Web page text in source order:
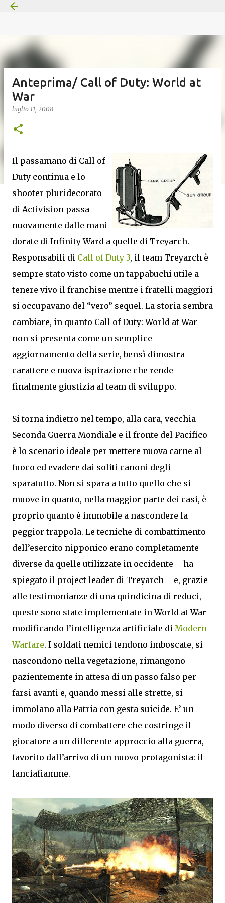
Anteprima/ Call of Duty: World at
War
luglio 11, 2008
Il passamano di Call of
Duty continua e lo
shooter pluridecorato
di Activision passa
nuovamente dalle mani
dorate di Infinity Ward a quelle di Treyarch.
Responsabili di Call of Duty 3, il team Treyarch è
sempre stato visto come un tappabuchi utile a
tenere vivo il franchise mentre i fratelli maggiori
si occupavano del “vero” sequel. La storia sembra
cambiare, in quanto Call of Duty: World at War
non si presenta come un semplice
aggiornamento della serie, bensì dimostra
carattere e nuova ispirazione che rende
finalmente giustizia al team di sviluppo.
Si torna indietro nel tempo, alla cara, vecchia
Seconda Guerra Mondiale e il fronte del Pacifico
è lo scenario ideale per mettere nuova carne al
fuoco ed evadere dai soliti canoni degli
sparatutto. Non si spara a tutto quello che si
muove in quanto, nella maggior parte dei casi, è
proprio quanto è immobile a nascondere la
peggior trappola. Le tecniche di combattimento
dell’esercito nipponico erano completamente
diverse da quelle utilizzate in occidente – ha
spiegato il project leader di Treyarch – e, grazie
alle testimonianze di una quindicina di reduci,
queste sono state implementate in World at War
modificando l’intelligenza artificiale di Modern
Warfare. I soldati nemici tendono imboscate, si
nascondono nella vegetazione, rimangono
pazientemente in attesa di un passo falso per
farsi avanti e, quando messi alle strette, si
immolano alla Patria con gesta suicide. E’ un
modo diverso di combattere che costringe il
giocatore a un differente approccio alla guerra,
favorito dall’arrivo di un nuovo protagonista: il
lanciafiamme.